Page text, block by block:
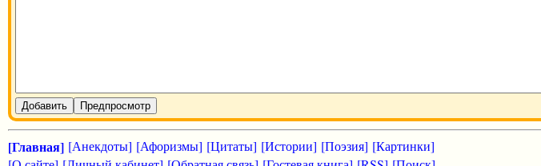
Добавить Предпросмотр
[Главная] [Анекдоты] [Афоризмы] [Цитаты] [Истории] [Поэзия] [Картинки]